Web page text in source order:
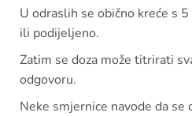
U odraslih se obično kreće s
ili podijeljeno.
Zatim se doza može titrirati
odgovoru.
Neke smjernice navode da se